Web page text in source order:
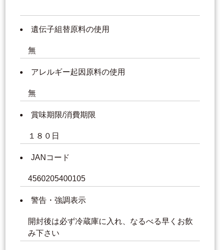
遺伝子組替原料の使用
無
アレルギー起因原料の使用
無
賞味期限/消費期限
１８０日
JANコード
4560205400105
警告・強調表示
開封後は必ず冷蔵庫に入れ、なるべる早くお飲
み下さい